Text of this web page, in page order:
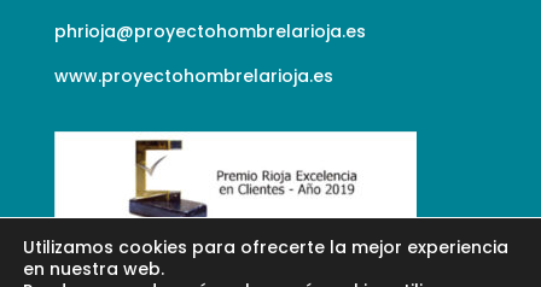
phrioja@proyectohombrelarioja.es
www.proyectohombrelarioja.es
Utilizamos cookies para ofrecerte la mejor experiencia
en nuestra web.